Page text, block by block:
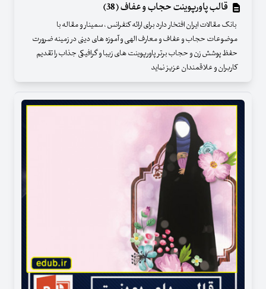
قالب پاورپوینت حجاب و عفاف (38)
بانک مقالات ایران افتخار دارد برای ارائه کنفرانس ، سمینار و مقاله با
موضوعات حجاب و عفاف و معارف الهی و آموزه های دینی در زمینه ضرورت
حفظ پوشش زن و حجاب برتر پاورپوینت های زیبا و گرافیکی جذاب را تقدیم
کاربران و علاقمندان عزیز نماید